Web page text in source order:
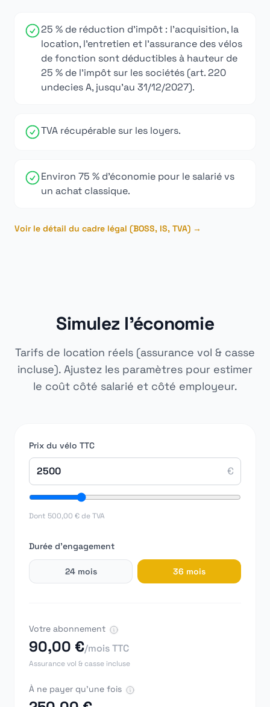
25 % de réduction d'impôt : l'acquisition, la
location, l'entretien et l'assurance des vélos
de fonction sont déductibles à hauteur de
25 % de l'impôt sur les sociétés (art. 220
undecies A, jusqu'au 31/12/2027).
TVA récupérable sur les loyers.
Environ 75 % d'économie pour le salarié vs
un achat classique.
Voir le détail du cadre légal (BOSS, IS, TVA) →
Simulez l'économie
Tarifs de location réels (assurance vol & casse
incluse). Ajustez les paramètres pour estimer
le coût côté salarié et côté employeur.
Prix du vélo TTC
€
Dont 500,00 €de TVA
Durée d'engagement
24mois 36 mois
Votre abonnement
90,00 €/mois TTC
Assurance vol & casse incluse
À ne payer qu'une fois